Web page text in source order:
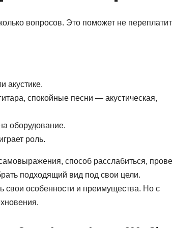
вопросов. Это поможет не
акустике.
спокойные песни — акустическая,
оборудование.
роль.
способ расслабиться,
подходящий вид под свои цели.
свои особенности и преимущества. Но с